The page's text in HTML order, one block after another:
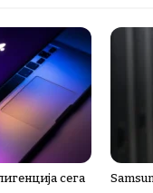
сега